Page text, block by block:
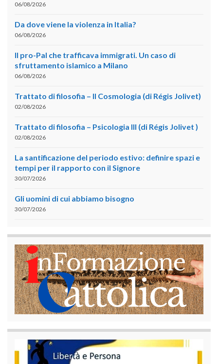
06/08/2026
Da dove viene la violenza in Italia?
06/08/2026
Il pro-Pal che trafficava immigrati. Un caso di
sfruttamento islamico a Milano
06/08/2026
Trattato di filosofia – II Cosmologia (di Régis Jolivet)
02/08/2026
Trattato di filosofia – Psicologia III (di Régis Jolivet )
02/08/2026
La santificazione del periodo estivo: definire spazi e
tempi per il rapporto con il Signore
30/07/2026
Gli uomini di cui abbiamo bisogno
30/07/2026